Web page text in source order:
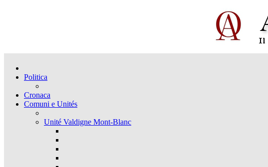
Politica
Cronaca
Comuni e Unités
Unité Valdigne Mont-Blanc